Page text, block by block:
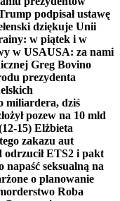
podpisał ustawę
dziękuje Unii
w piątek i w
w USAUSA: za nami
Greg Bovino
prezydenta
miliardera, dziś
pozew na 10 mld
15) Elżbieta
zakazu aut
odrzucił ETS2 i pakt
seksualną na
o planowanie
Roba